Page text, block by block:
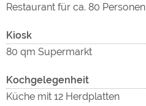
Restaurant für ca. 80 Personen
Kiosk
80 qm Supermarkt
Kochgelegenheit
Küche mit 12 Herdplatten